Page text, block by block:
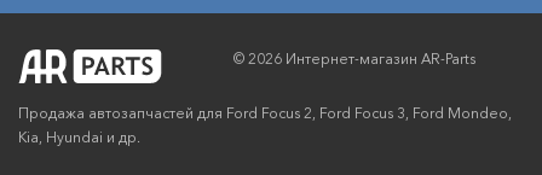
© 2026 Интернет-магазин AR-Parts
Продажа автозапчастей для Ford Focus 2, Ford Focus 3, Ford Mondeo,
Kia, Hyundai и др.